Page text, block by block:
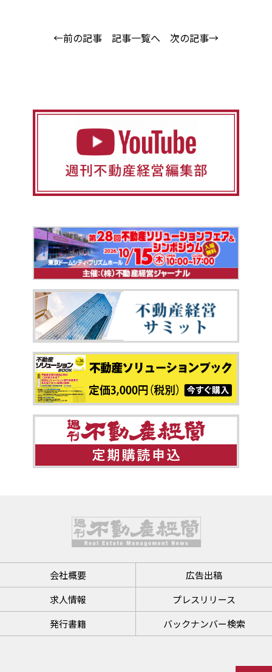
←前の記事 記事一覧へ 次の記事→
会社概要
広告出稿
求人情報
プレスリリース
発行書籍
バックナンバー検索